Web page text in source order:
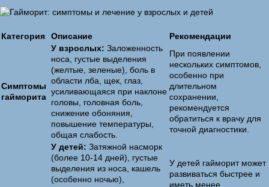
Категория Описание Рекомендации
Симптомы
гайморита
У взрослых: Заложенность
носа, густые выделения
(желтые, зеленые), боль в
области лба, щек, глаз,
усиливающаяся при наклоне
головы, головная боль,
снижение обоняния,
повышение температуры,
общая слабость.
При появлении
нескольких симптомов,
особенно при
длительном
сохранении,
рекомендуется
обратиться к врачу для
точной диагностики.
У детей: Затяжной насморк
(более 10-14 дней), густые
выделения из носа, кашель
(особенно ночью),
У детей гайморит может
развиваться быстрее и
иметь менее